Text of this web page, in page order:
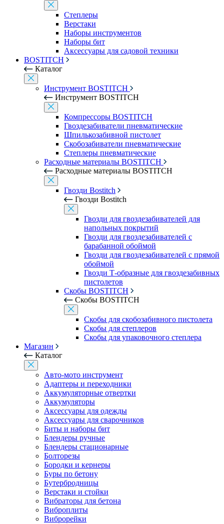
Степлеры
Верстаки
Наборы инструментов
Наборы бит
Аксессуары для садовой техники
BOSTITCH
Каталог
Инструмент BOSTITCH
Инструмент BOSTITCH
Компрессоры BOSTITCH
Гвоздезабиватели пневматические
Шпилькозабивной пистолет
Скобозабиватели пневматические
Степлеры пневматические
Расходные материалы BOSTITCH
Расходные материалы BOSTITCH
Гвозди Bostitch
Гвозди Bostitch
Гвозди для гвоздезабивателей для
напольных покрытий
Гвозди для гвоздезабивателей с
барабанной обоймой
Гвозди для гвоздезабивателей с прямой
обоймой
Гвозди Т-образные для гвоздезабивных
пистолетов
Скобы BOSTITCH
Скобы BOSTITCH
Скобы для скобозабивного пистолета
Скобы для степлеров
Скобы для упаковочного степлера
Магазин
Каталог
Авто-мото инструмент
Адаптеры и переходники
Аккумуляторные отвертки
Аккумуляторы
Аксессуары для одежды
Аксессуары для сварочников
Биты и наборы бит
Блендеры ручные
Блендеры стационарные
Болторезы
Бородки и кернеры
Буры по бетону
Бутербродницы
Верстаки и стойки
Вибраторы для бетона
Виброплиты
Виброрейки